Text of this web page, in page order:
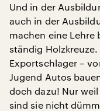
Und in der
auch in der
machen eine Lehre
ständig
Exportschlager –
Jugend Autos
doch dazu! Nur
sind sie nicht